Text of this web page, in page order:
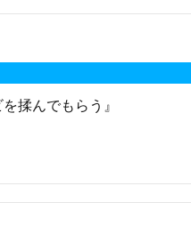
揉んでもらう』